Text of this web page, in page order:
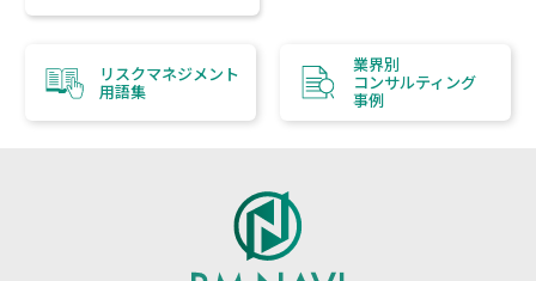
リスクマネジメント
用語集
業界別
コンサルティング
事例